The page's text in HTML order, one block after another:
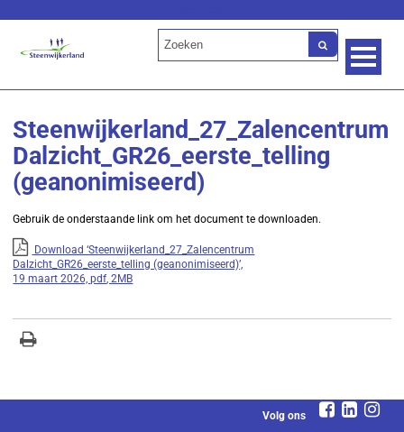
Steenwijkerland_27_Zalencentrum
Dalzicht_GR26_eerste_telling
(geanonimiseerd)
Gebruik de onderstaande link om het document te downloaden.
Download ‘Steenwijkerland_27_Zalencentrum
Dalzicht_GR26_eerste_telling (geanonimiseerd)’,
19 maart 2026,pdf, 2MB
Volg ons